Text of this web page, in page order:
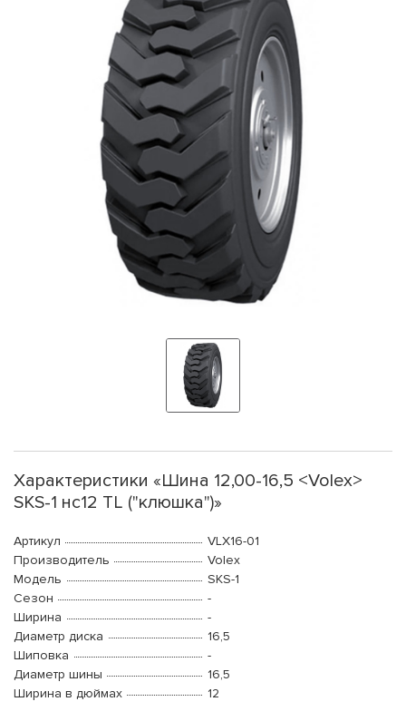
Характеристики «Шина 12,00-16,5 <Volex>
SKS-1 нс12 TL ("клюшка")»
Артикул
VLX16-01
Производитель
Volex
Модель
SKS-1
Сезон
-
Ширина
-
Диаметр диска
16,5
Шиповка
-
Диаметр шины
16,5
Ширина в дюймах
12